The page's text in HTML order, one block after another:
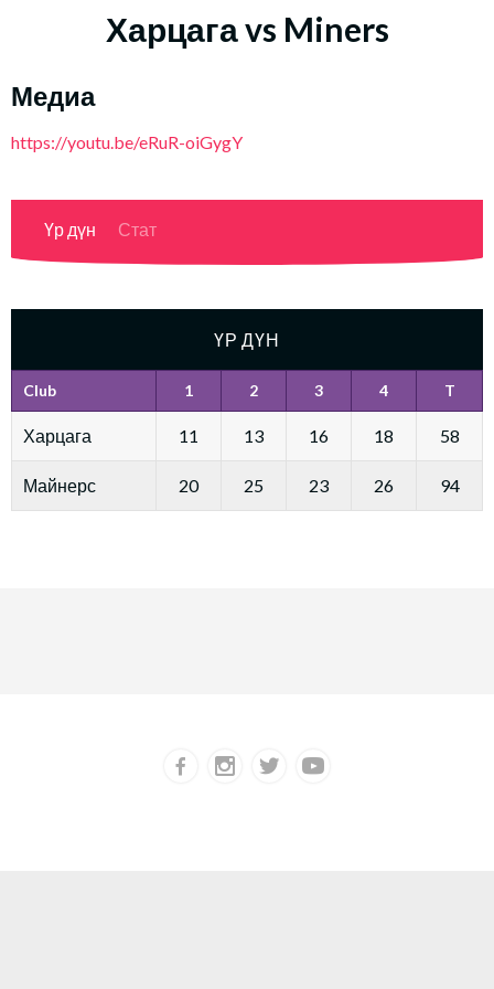
Харцага vs Miners
Медиа
https://youtu.be/eRuR-oiGygY
Үр дүн Стат
ҮР ДҮН
Club 1 2 3 4 T
Харцага 11 13 16 18 58
Майнерс 20 25 23 26 94